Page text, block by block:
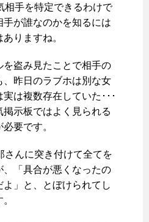
相手を特定できるわけで
が誰なのかを知るには
りますね。
を盗み見たことで相手の
昨日のラブホは別な女
は複数存在していた･･･
示板ではよく見られる
要です。
さんに突き付けて全てを
、「具合が悪くなったの
」と、とぼけられてし